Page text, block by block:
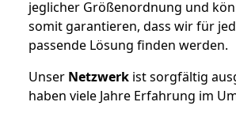
jeglicher Größenordnung und
somit garantieren, dass wir für
passende Lösung finden werden.
Unser Netzwerk ist sorgfältig
haben viele Jahre Erfahrung im